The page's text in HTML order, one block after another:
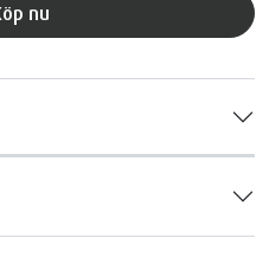
Köp nu